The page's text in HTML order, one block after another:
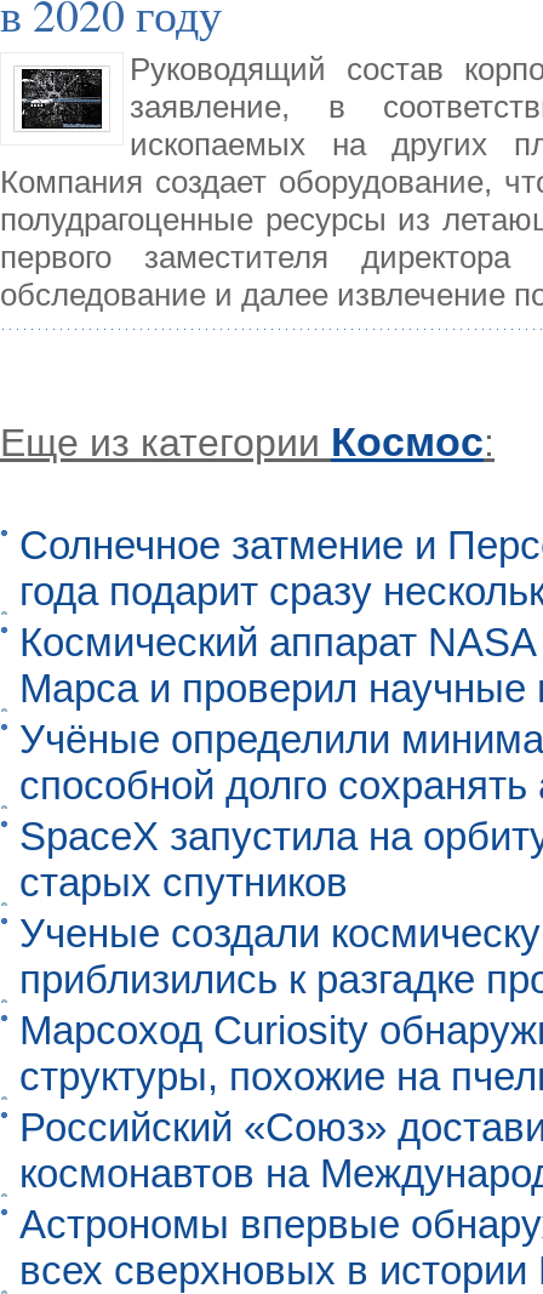
в 2020 году
Руководящий состав
заявление, в
ископаемых на других
Компания создает оборудование,
полудрагоценные ресурсы из
первого заместителя
обследование и далее извлечение
Еще из категории Космос:
Солнечное затмение и
года подарит сразу
Космический аппарат
Марса и проверил научные
Учёные определили
способной долго
SpaceX запустила на
старых спутников
Ученые создали
приблизились к разгадке
Марсоход Curiosity
структуры, похожие на
Российский «Союз»
космонавтов на
Астрономы впервые
всех сверхновых в